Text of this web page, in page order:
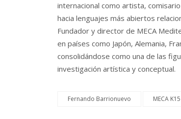
internacional como artista,
hacia lenguajes más abiertos
Fundador y director de MECA
en países como Japón, Alemania,
consolidándose como una de las
investigación artística y conceptual.
Fernando Barrionuevo MECA K15